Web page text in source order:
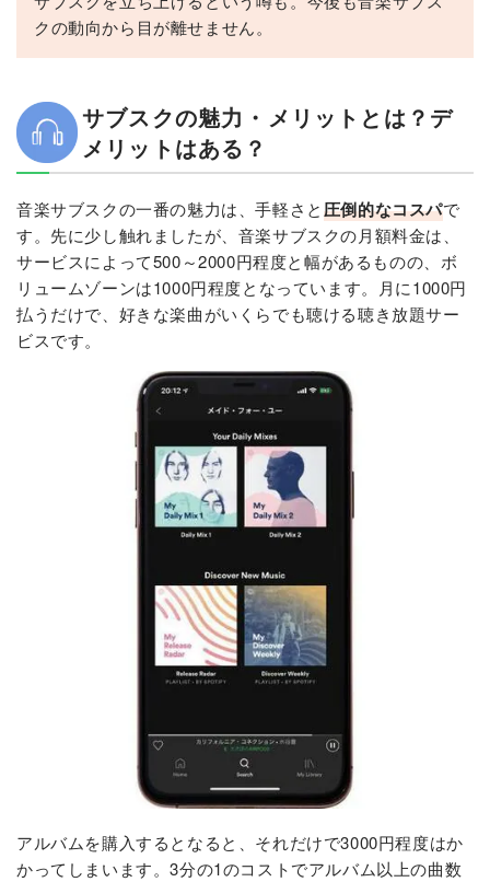
クの動向から目が離せません。
サブスクの魅力・メリットとは？デ
メリットはある？
音楽サブスクの一番の魅力は、手軽さと圧倒的なコスパで
す。先に少し触れましたが、音楽サブスクの月額料金は、
サービスによって500～2000円程度と幅があるものの、ボ
リュームゾーンは1000円程度となっています。月に1000円
払うだけで、好きな楽曲がいくらでも聴ける聴き放題サー
ビスです。
アルバムを購入するとなると、それだけで3000円程度はか
かってしまいます。3分の1のコストでアルバム以上の曲数